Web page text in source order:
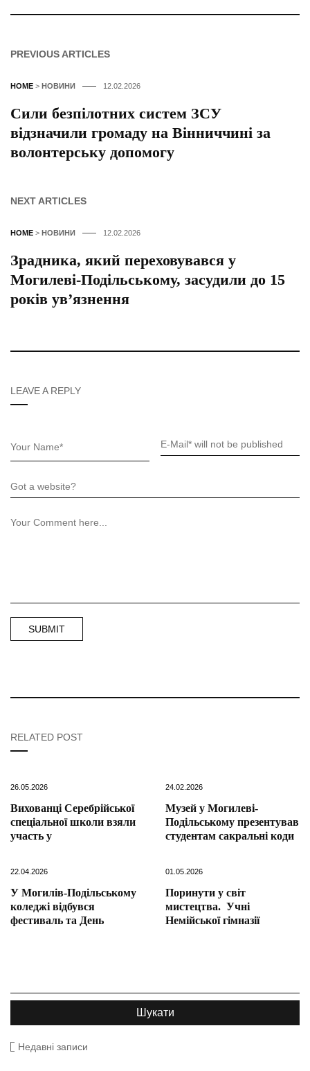
PREVIOUS ARTICLES
HOME > НОВИНИ 12.02.2026
Сили безпілотних систем ЗСУ
відзначили громаду на Вінниччині за
волонтерську допомогу
NEXT ARTICLES
HOME > НОВИНИ 12.02.2026
Зрадника, який переховувався у
Могилеві-Подільському, засудили до 15
років ув’язнення
LEAVE A REPLY
RELATED POST
26.05.2026
Вихованці Серебрійської
спеціальної школи взяли
участь у
24.02.2026
Музей у Могилеві-
Подільському презентував
студентам сакральні коди
22.04.2026
У Могилів-Подільському
коледжі відбувся
фестиваль та День
01.05.2026
Поринути у світ
мистецтва. Учні
Немійської гімназії
Недавні записи